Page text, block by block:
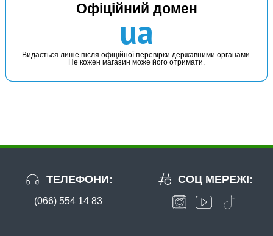
Офіційний домен
ua
Видається лише після офіційної перевірки державними органами.
Не кожен магазин може його отримати.
ТЕЛЕФОНИ:
(066) 554 14 83
СОЦ МЕРЕЖІ: